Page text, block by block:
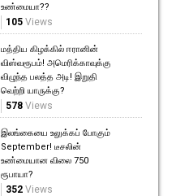
உண்மையா??
105 Views
மத்திய கிழக்கில் ஈரானின்
விஸ்வரூபம்! அமெரிக்காவுக்கு
விழுந்த பலத்த அடி! இறுதி
வெற்றி யாருக்கு?
578 Views
இலங்கையை உலுக்கப் போகும்
September! டீசலின்
உண்மையான விலை 750
ரூபாயா?
352 Views